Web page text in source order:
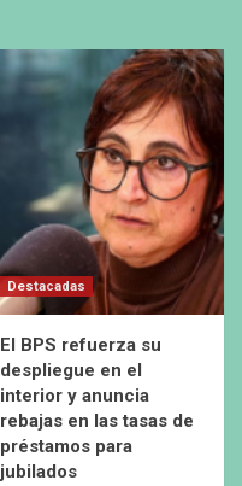
Destacadas
El BPS refuerza su
despliegue en el
interior y anuncia
rebajas en las tasas de
préstamos para
jubilados